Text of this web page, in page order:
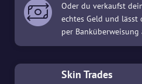
Oder du verkaufst
echtes Geld und lässt
per Banküberweisung
Skin Trades